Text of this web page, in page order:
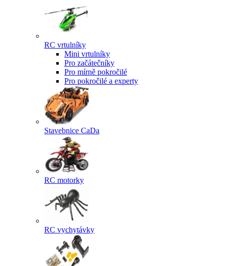
RC vrtulníky
Mini vrtulníky
Pro začátečníky
Pro mírně pokročilé
Pro pokročilé a experty
Stavebnice CaDa
RC motorky
RC vychytávky